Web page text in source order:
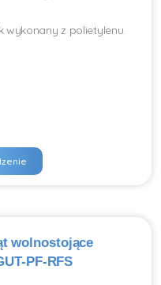
z polietylenu.
wolnostojące
PF-RFS